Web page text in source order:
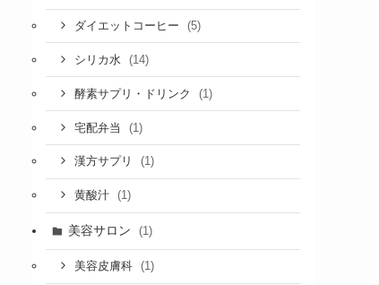
ダイエットコーヒー (5)
シリカ水 (14)
酵素サプリ・ドリンク (1)
宅配弁当 (1)
漢方サプリ (1)
黄酸汁 (1)
美容サロン (1)
美容皮膚科 (1)